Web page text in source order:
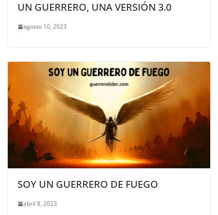
UN GUERRERO, UNA VERSIÓN 3.0
agosto 10, 2023
SOY UN GUERRERO DE FUEGO
abril 8, 2023